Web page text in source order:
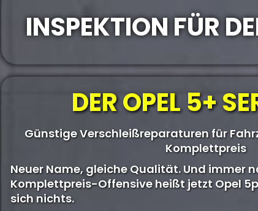
INSPEKTION FÜR
DER OPEL 5+
Günstige Verschleißreparaturen für
Komplettpreis
Neuer Name, gleiche Qualität. Und immer
Komplettpreis-Offensive heißt jetzt Opel
sich nichts.